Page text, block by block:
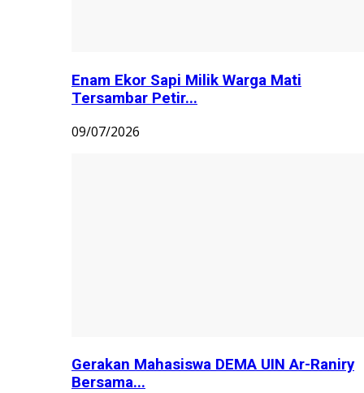
Enam Ekor Sapi Milik Warga Mati
Tersambar Petir...
09/07/2026
Gerakan Mahasiswa DEMA UIN Ar-Raniry
Bersama...